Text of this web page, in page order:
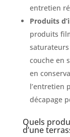
entretien
Produits
produits
couche en
en
l’entretien
décapage
Quels
d’une